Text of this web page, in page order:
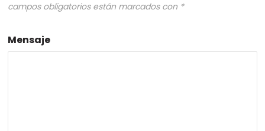
campos obligatorios están marcados con *
Mensaje